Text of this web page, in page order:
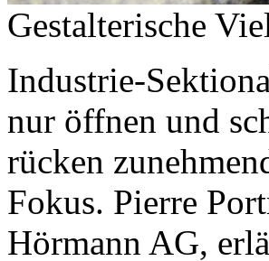
Gestalterische
Industrie-
nur öffnen und
rücken
Fokus. Pierre
Hörmann AG,